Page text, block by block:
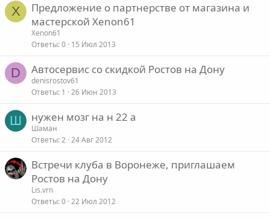
X
Предложение о партнерстве от магазина и
мастерской Xenon61
Xenon61
Ответы 0 15 Июл 2013
D Автосервис со скидкой Ростов на Дону
denisrostov61
Ответы 1 26 Июн 2013
Ш нужен мозг на н 22 а
Шаман
Ответы 2 24 Авг 2012
Встречи клуба в Воронеже, приглашаем
Ростов на Дону
Lis.vrn
Ответы 0 22 Июл 2012